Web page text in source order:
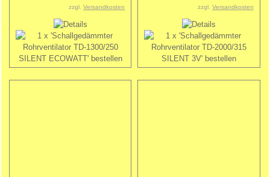
zzgl.Versandkosten
zzgl. Versandkosten